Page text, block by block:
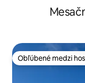
Obľúbené medzi
Obľúbené medzi